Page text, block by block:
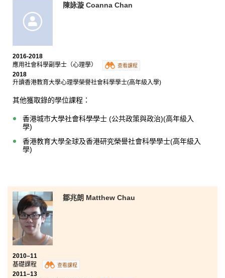
要從事醫療行業，理論與實踐缺一不可，但決心必為
首。講師們全力教授醫療專業的知識，加強我升學的信
心。最令我珍惜的學習經歷是於暑假期間，我有機會到
台灣中山醫學大學附屬醫院實習和於香港公立醫院參與
習。我覺得做事成功與否，是從決定去做的那一刻起，
持續累積而成 —「燈因熱情而點燃，生命之舟因拼搏而
前行」。
陳詠漩 Coanna Chan
2016-2018
應用社會科學副學士（心理學）
查看課程
2018
升讀香港教育大學心理學榮譽社會科學學士(高年級入學)
其他獲取錄的學位課程：
香港城市大學社會科學學士 (公共政策與政治)(高年級入
學)
香港教育大學全球及香港研究榮譽社會科學學士(高年級入
學)
鄒兆朗 Matthew Chau
2010–11
基礎課程
查看課程
2011–13